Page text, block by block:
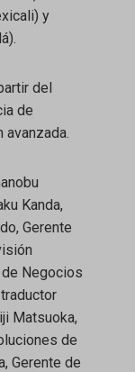
y
del
de
Kanda,
Gerente
Negocios
Matsuoka,
de
Gerente de